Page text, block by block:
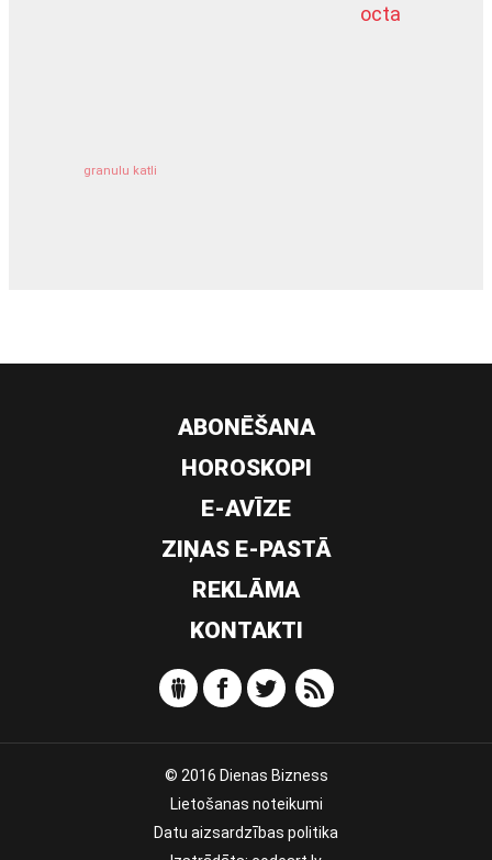
octa
granulu katli
dziļurbums
ABONĒŠANA
HOROSKOPI
E-AVĪZE
ZIŅAS E-PASTĀ
REKLĀMA
KONTAKTI
© 2016 Dienas Bizness
Lietošanas noteikumi
Datu aizsardzības politika